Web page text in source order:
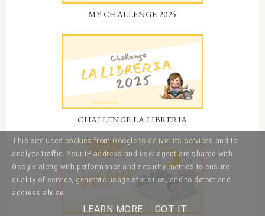
MY CHALLENGE 2025
CHALLENGE LA LIBRERIA
This site uses cookies from Google to deliver its services and to
analyze traffic. Your IP address and user-agent are shared with
Google along with performance and security metrics to ensure
quality of service, generate usage statistics, and to detect and
address abuse.
LEARN MORE GOT IT